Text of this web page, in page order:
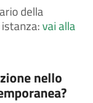
della
vai alla
nello